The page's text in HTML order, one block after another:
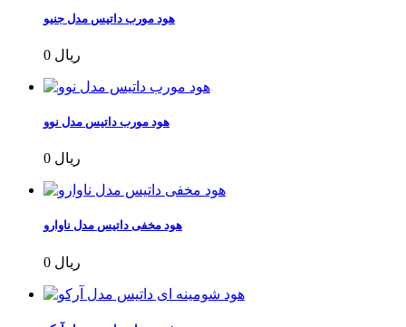
هود مورب داتیس مدل جنیو
0 ریال
هود مورب داتیس مدل نوو
0 ریال
هود مخفی داتیس مدل ناوارو
0 ریال